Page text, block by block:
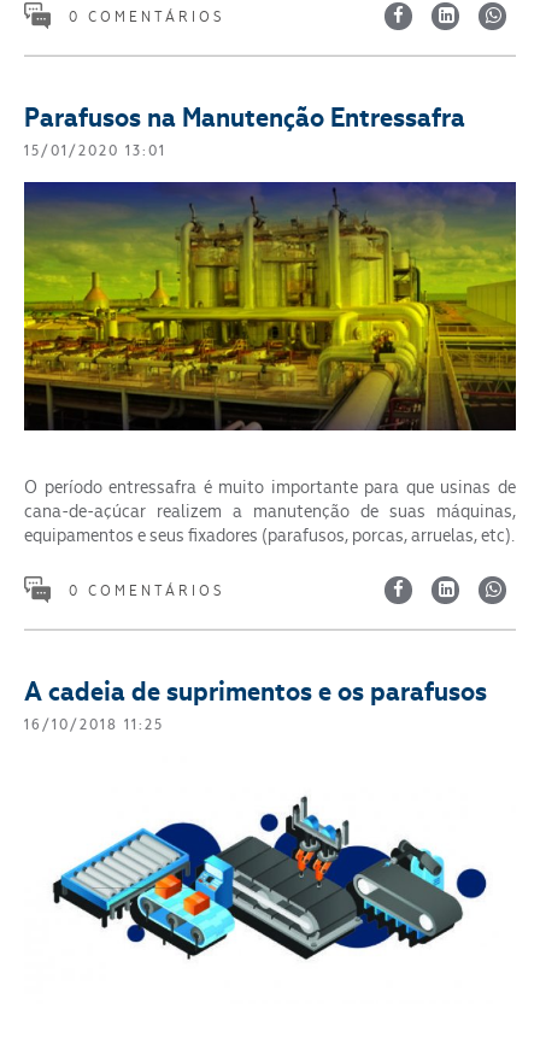
0 COMENTÁRIOS
Parafusos na Manutenção Entressafra
15/01/2020 13:01
O período entressafra é muito importante para que usinas de
cana-de-açúcar realizem a manutenção de suas máquinas,
equipamentos e seus fixadores (parafusos, porcas, arruelas, etc).
0 COMENTÁRIOS
A cadeia de suprimentos e os parafusos
16/10/2018 11:25